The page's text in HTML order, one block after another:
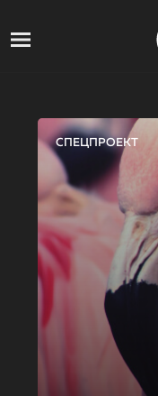
СПЕЦПРОЕКТ